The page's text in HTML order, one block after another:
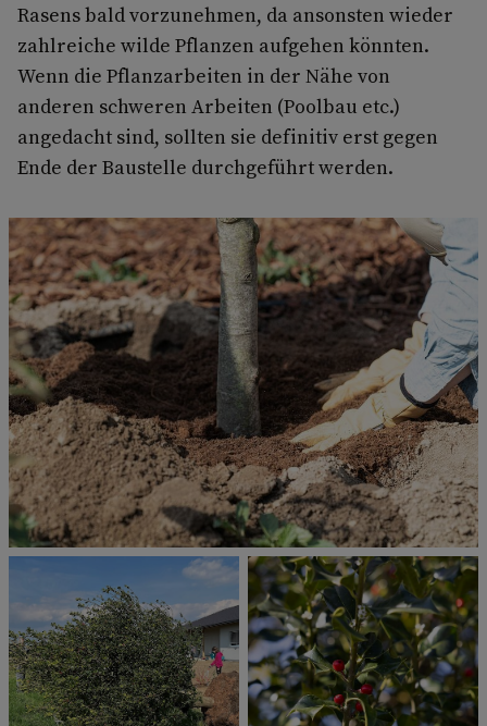
Rasens bald vorzunehmen, da ansonsten wieder
zahlreiche wilde Pflanzen aufgehen könnten.
Wenn die Pflanzarbeiten in der Nähe von
anderen schweren Arbeiten (Poolbau etc.)
angedacht sind, sollten sie definitiv erst gegen
Ende der Baustelle durchgeführt werden.